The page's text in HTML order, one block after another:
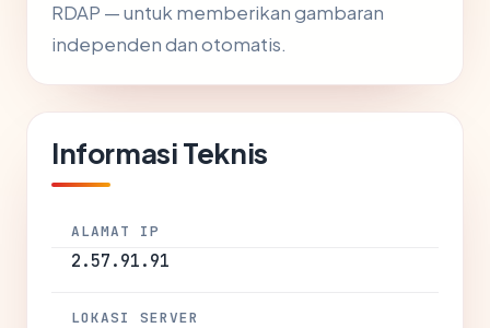
RDAP — untuk memberikan gambaran
independen dan otomatis.
Informasi Teknis
ALAMAT IP
2.57.91.91
LOKASI SERVER